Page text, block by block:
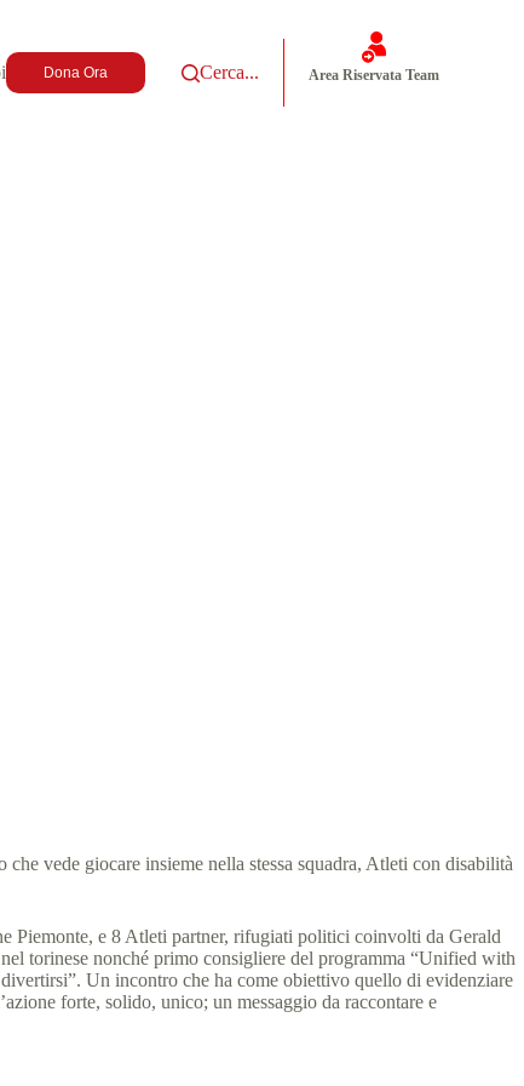
Dona Ora Cerca... Area Riservata Team
vede giocare insieme nella stessa squadra, Atleti con disabilità
Piemonte, e 8 Atleti partner, rifugiati politici coinvolti da Gerald
torinese nonché primo consigliere del programma “Unified with
Un incontro che ha come obiettivo quello di evidenziare
forte, solido, unico; un messaggio da raccontare e